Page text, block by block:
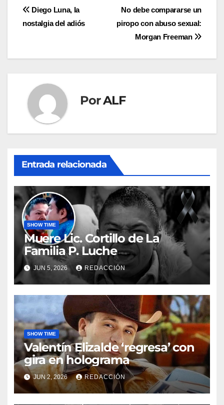
Navegación
entradas
No debe compararse un
piropo con abuso sexual:
Morgan Freeman
Diego Luna, la
nostalgia del adiós
PorALF
Entrada relacionada
SHOW TIME
Muere Lic. Cortillo de La
Familia P. Luche
JUN 5, 2026 REDACCIÓN
SHOW TIME
Valentín Elizalde ‘regresa’ con
gira en holograma
JUN 2, 2026 REDACCIÓN